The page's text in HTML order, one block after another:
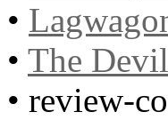
•
• The
• review-